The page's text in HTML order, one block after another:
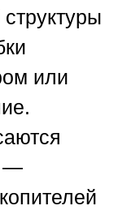
или
—